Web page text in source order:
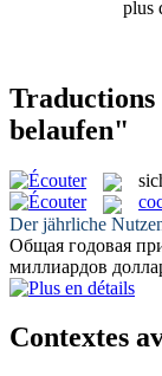
plus
belaufen"
Der jährliche
Общая годовая
миллиардов
Contextes